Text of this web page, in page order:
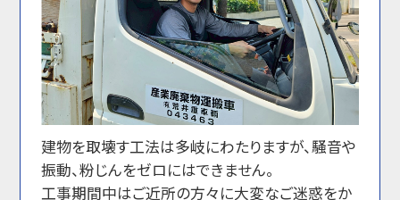
建物を取壊す工法は多岐にわたりますが、騒音や
振動、粉じんをゼロにはできません。
工事期間中はご近所の方々に大変なご迷惑をか